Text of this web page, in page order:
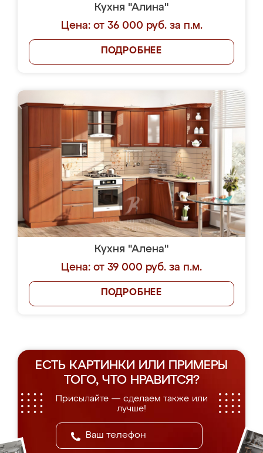
Кухня "Алина"
Цена: от 36 000 руб. за п.м.
ПОДРОБНЕЕ
Кухня "Алена"
Цена: от 39 000 руб. за п.м.
ПОДРОБНЕЕ
ЕСТЬ КАРТИНКИ ИЛИ ПРИМЕРЫ
ТОГО, ЧТО НРАВИТСЯ?
Присылайте — сделаем также или
лучше!